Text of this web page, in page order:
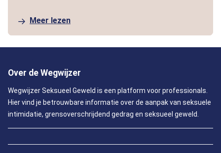
Meer lezen
Over de Wegwijzer
Wegwijzer Seksueel Geweld is een platform voor professionals.
Hier vind je betrouwbare informatie over de aanpak van seksuele
intimidatie, grensoverschrijdend gedrag en seksueel geweld.